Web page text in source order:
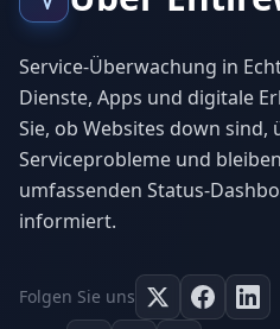
Service-Überwachung in
Dienste, Apps und digitale
Sie, ob Websites down sind,
Serviceprobleme und
umfassenden Status-
informiert.
Folgen Sie uns